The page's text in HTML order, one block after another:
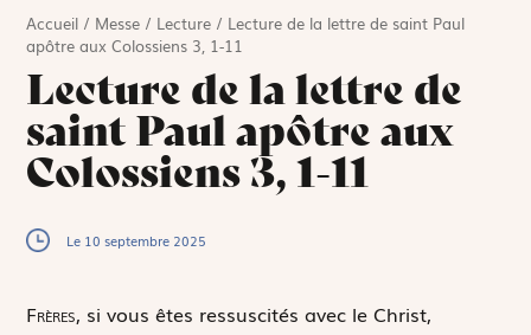
Accueil / Messe / Lecture / Lecture de la lettre de saint Paul
apôtre aux Colossiens 3, 1-11
Lecture de la lettre de
saint Paul apôtre aux
Colossiens 3, 1-11
Le 10 septembre 2025
Frères, si vous êtes ressuscités avec le Christ,